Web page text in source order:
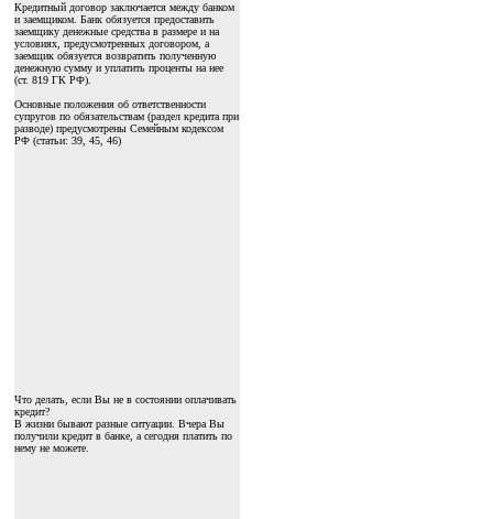
Кредитный договор заключается между банком
и заемщиком. Банк обязуется предоставить
заемщику денежные средства в размере и на
условиях, предусмотренных договором, а
заемщик обязуется возвратить полученную
денежную сумму и уплатить проценты на нее
(ст. 819 ГК РФ).
Основные положения об ответственности
супругов по обязательствам (раздел кредита при
разводе) предусмотрены Семейным кодексом
РФ (статьи: 39, 45, 46)
Что делать, если Вы не в состоянии оплачивать
кредит?
В жизни бывают разные ситуации. Вчера Вы
получили кредит в банке, а сегодня платить по
нему не можете.